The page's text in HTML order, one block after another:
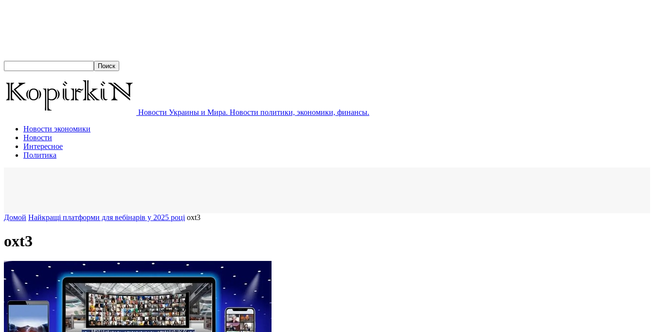
Новости Украины и Мира. Новости политики, экономики, финансы.
Новости экономики
Новости
Интересное
Политика
Домой Найкращі платформи для вебінарів у 2025 році oxt3
oxt3